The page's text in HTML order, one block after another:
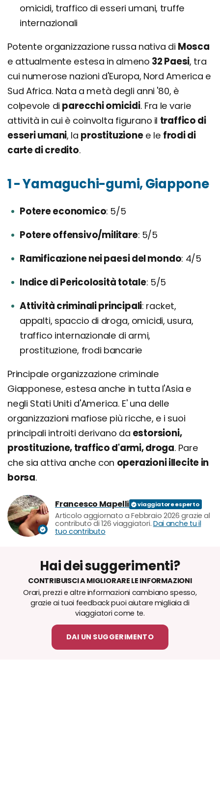
omicidi, traffico di esseri umani, truffe
internazionali
Potente organizzazione russa nativa di Mosca
e attualmente estesa in almeno 32 Paesi, tra
cui numerose nazioni d'Europa, Nord America e
Sud Africa. Nata a metà degli anni '80, è
colpevole di parecchi omicidi. Fra le varie
attività in cui è coinvolta figurano il traffico di
esseri umani, la prostituzionee le frodi di
carte di credito.
1 - Yamaguchi-gumi, Giappone
Potere economico 5/5
Potere offensivo/militare 5/5
Ramificazione nei paesi del mondo 4/5
Indice di Pericolosità totale 5/5
Attività criminali principali racket,
appalti, spaccio di droga, omicidi, usura,
traffico internazionale di armi,
prostituzione, frodi bancarie
Principale organizzazione criminale
Giapponese, estesa anche in tutta l'Asia e
negli Stati Uniti d'America. E' una delle
organizzazioni mafiose più ricche, e i suoi
principali introiti derivano da estorsioni,
prostituzione, traffico d'armi, droga. Pare
che sia attiva anche con operazioni illecite in
borsa.
Francesco Mapelli
Articolo aggiornato a Febbraio 2026 grazie al
contributo di 126 viaggiatori. Dai anche tu il
tuo contributo
Hai dei suggerimenti?
CONTRIBUISCI A MIGLIORARE LE INFORMAZIONI
Orari, prezzi e altre informazioni cambiano spesso,
grazie ai tuoi feedback puoi aiutare migliaia di
viaggiatori come te.
DAI UN SUGGERIMENTO